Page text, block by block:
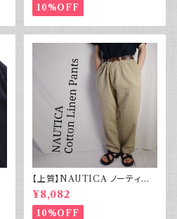
10%OFF
【上質】NAUTICA ノーティカ
コットンリネンパンツ ツータック
¥8,082
10%OFF